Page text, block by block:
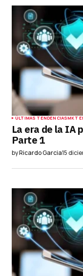
Tu dirección de
publicada.
Los
marcados con*
Comment *
Your Name*
Your E-mail
Guardar mi
Submit
ÚLTIMAS TENDENCIASMKT
La era de la IA
Parte 1
byRicardo Garcia15